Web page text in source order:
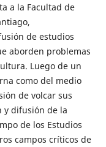
a la Facultad de
de estudios
aborden problemas
Luego de un
como del medio
de volcar sus
y difusión de la
de los Estudios
campos críticos de